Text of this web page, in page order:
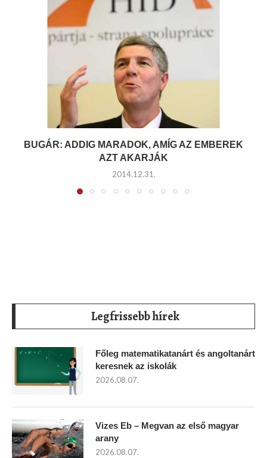
BUGÁR: ADDIG MARADOK, AMÍG AZ EMBEREK
AZT AKARJÁK
2014.12.31.
Legfrissebb hírek
Főleg matematikatanárt és angoltanárt
keresnek az iskolák
2026.08.07.
Vizes Eb – Megvan az első magyar
arany
2026.08.07.